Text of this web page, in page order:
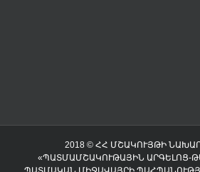
2018 © ՀՀ ՄՇԱԿՈՒՅԹԻ
«ՊԱՏՄԱՄՇԱԿՈՒԹԱՅԻՆ ԱՐԳԵԼՈՑ-